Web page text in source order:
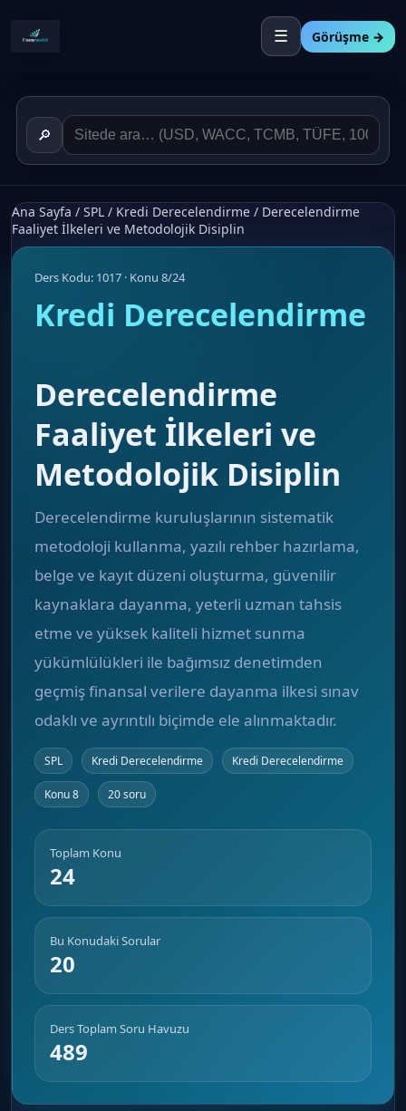
☰ Görüşme →
🔎
Ana Sayfa / SPL / Kredi Derecelendirme / Derecelendirme
Faaliyet İlkeleri ve Metodolojik Disiplin
Ders Kodu: 1017 · Konu 8/24
Kredi Derecelendirme
Derecelendirme
Faaliyet İlkeleri ve
Metodolojik Disiplin
Derecelendirme kuruluşlarının sistematik
metodoloji kullanma, yazılı rehber hazırlama,
belge ve kayıt düzeni oluşturma, güvenilir
kaynaklara dayanma, yeterli uzman tahsis
etme ve yüksek kaliteli hizmet sunma
yükümlülükleri ile bağımsız denetimden
geçmiş finansal verilere dayanma ilkesi sınav
odaklı ve ayrıntılı biçimde ele alınmaktadır.
SPL Kredi Derecelendirme Kredi Derecelendirme
Konu 8 20 soru
Toplam Konu
24
Bu Konudaki Sorular
20
Ders Toplam Soru Havuzu
489